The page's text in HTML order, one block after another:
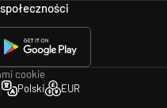
cookie
Polski EUR